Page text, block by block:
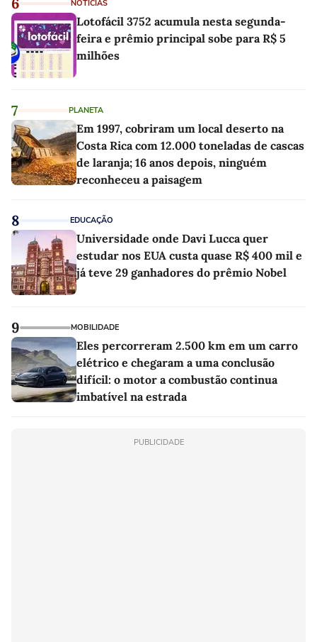
NOTÍCIAS
Lotofácil 3752 acumula nesta segunda-
feira e prêmio principal sobe para R$ 5
milhões
7 PLANETA
Em 1997, cobriram um local deserto na
Costa Rica com 12.000 toneladas de cascas
de laranja; 16 anos depois, ninguém
reconheceu a paisagem
8 EDUCAÇÃO
Universidade onde Davi Lucca quer
estudar nos EUA custa quase R$ 400 mil e
já teve 29 ganhadores do prêmio Nobel
9 MOBILIDADE
Eles percorreram 2.500 km em um carro
elétrico e chegaram a uma conclusão
difícil: o motor a combustão continua
imbatível na estrada
PUBLICIDADE